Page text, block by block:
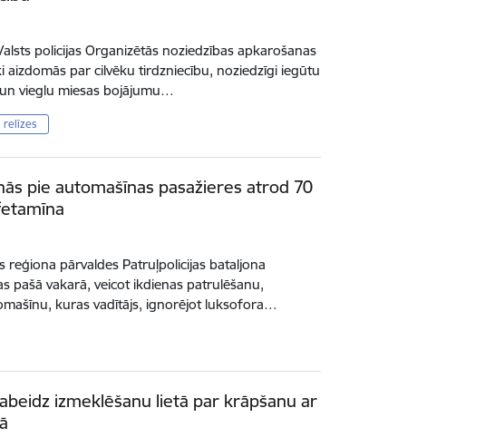
policijas Organizētās noziedzības apkarošanas
aizdomās par cilvēku tirdzniecību, noziedzīgi iegūtu
vieglu miesas bojājumu…
relīzes
pie automašīnas pasažieres atrod 70
reģiona pārvaldes Patruļpolicijas bataljona
pašā vakarā, veicot ikdienas patrulēšanu,
kuras vadītājs, ignorējot luksofora…
izmeklēšanu lietā par krāpšanu ar